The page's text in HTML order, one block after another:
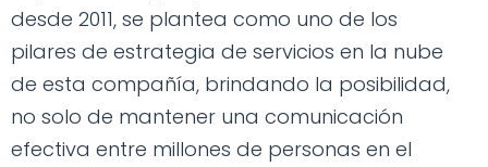
desde 2011, se plantea como uno de los
pilares de estrategia de servicios en la nube
de esta compañía, brindando la posibilidad,
no solo de mantener una comunicación
efectiva entre millones de personas en el